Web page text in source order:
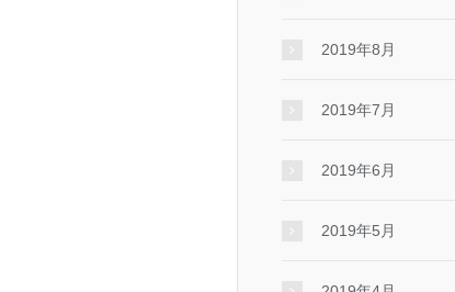
2019年8月
2019年7月
2019年6月
2019年5月